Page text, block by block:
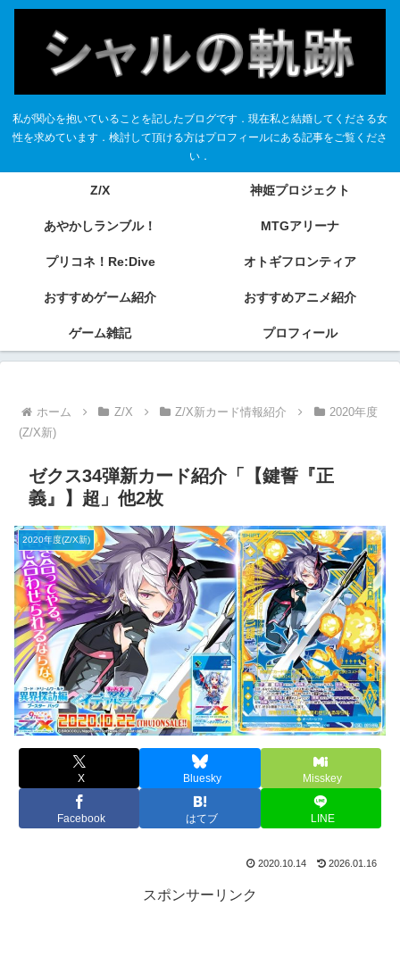
私が関心を抱いていることを記したブログです．現在私と結婚してくださる女
性を求めています．検討して頂ける方はプロフィールにある記事をご覧くださ
い．
Z/X 神姫プロジェクト
あやかしランブル！ MTGアリーナ
プリコネ！Re:Dive オトギフロンティア
おすすめゲーム紹介 おすすめアニメ紹介
ゲーム雑記 プロフィール
ホーム Z/X Z/X新カード情報紹介
2020年度
(Z/X新)
ゼクス34弾新カード紹介「【鍵誓『正
義』】超」他2枚
2020年度(Z/X新)
X Bluesky Misskey
Facebook はてブ LINE
2020.10.14 2026.01.16
スポンサーリンク